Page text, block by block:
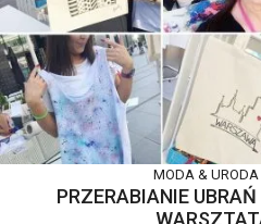
MODA & URODA
PRZERABIANIE